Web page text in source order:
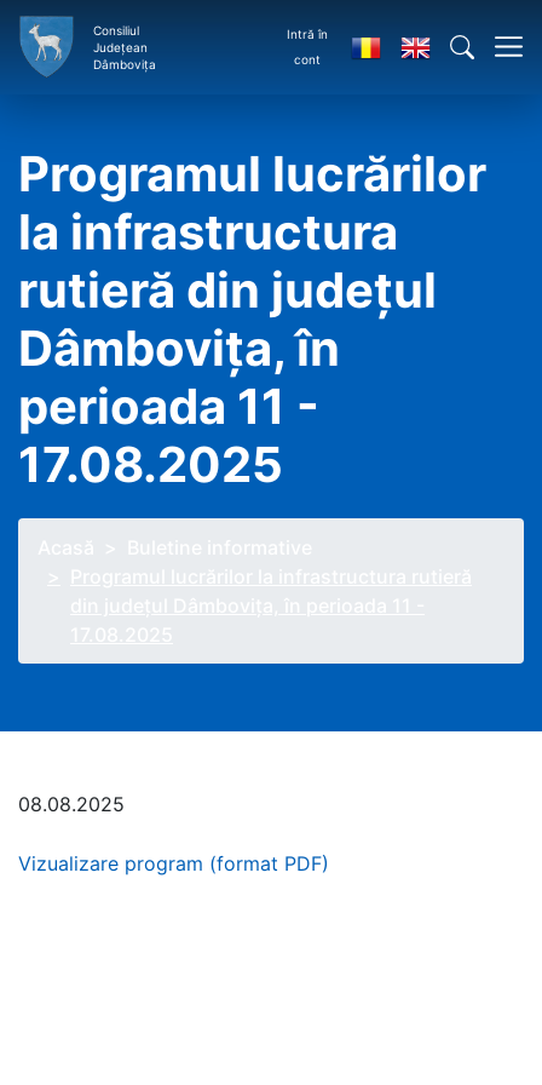
Consiliul
Județean
Dâmbovița
Intră în
cont
Programul lucrărilor
la infrastructura
rutieră din județul
Dâmbovița, în
perioada 11 -
17.08.2025
08.08.2025
Vizualizare program (format PDF)